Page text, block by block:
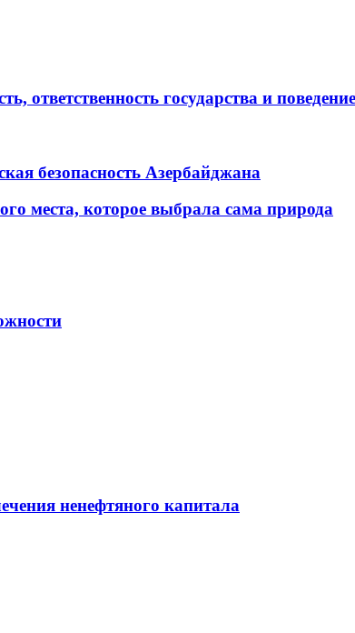
ответственность государства и
безопасность Азербайджана
места, которое выбрала сама природа
ненефтяного капитала